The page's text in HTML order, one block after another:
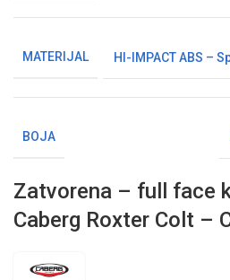
MATERIJAL HI-IMPACT ABS –
BOJA
Zatvorena – full face
Caberg Roxter Colt –